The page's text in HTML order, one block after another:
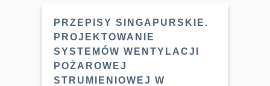
PRZEPISY SINGAPURSKIE.
PROJEKTOWANIE
SYSTEMÓW WENTYLACJI
POŻAROWEJ
STRUMIENIOWEJ W